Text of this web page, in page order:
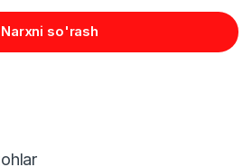
Narxni so'rash